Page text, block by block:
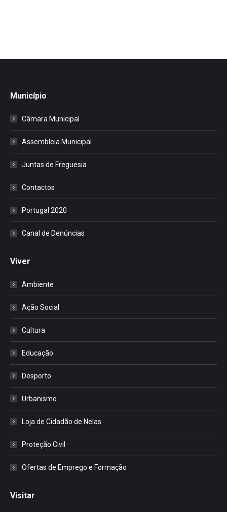
Município
Câmara Municipal
Assembleia Municipal
Juntas de Freguesia
Contactos
Portugal 2020
Canal de Denúncias
Viver
Ambiente
Ação Social
Cultura
Educação
Desporto
Urbanismo
Loja de Cidadão de Nelas
Proteção Civil
Ofertas de Emprego e Formação
Visitar